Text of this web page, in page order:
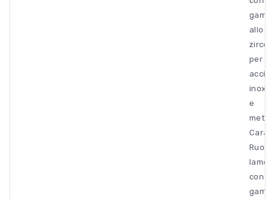
allo
per
inox
e
Ruota
con